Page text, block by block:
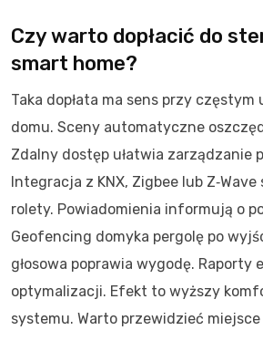
Czy warto dopłacić do
smart home?
Taka dopłata ma sens przy
domu. Sceny automatyczne
Zdalny dostęp ułatwia zarządzanie
Integracja z KNX, Zigbee lub
rolety. Powiadomienia informują o
Geofencing domyka pergolę po
głosowa poprawia wygodę. Raporty
optymalizacji. Efekt to wyższy
systemu. Warto przewidzieć